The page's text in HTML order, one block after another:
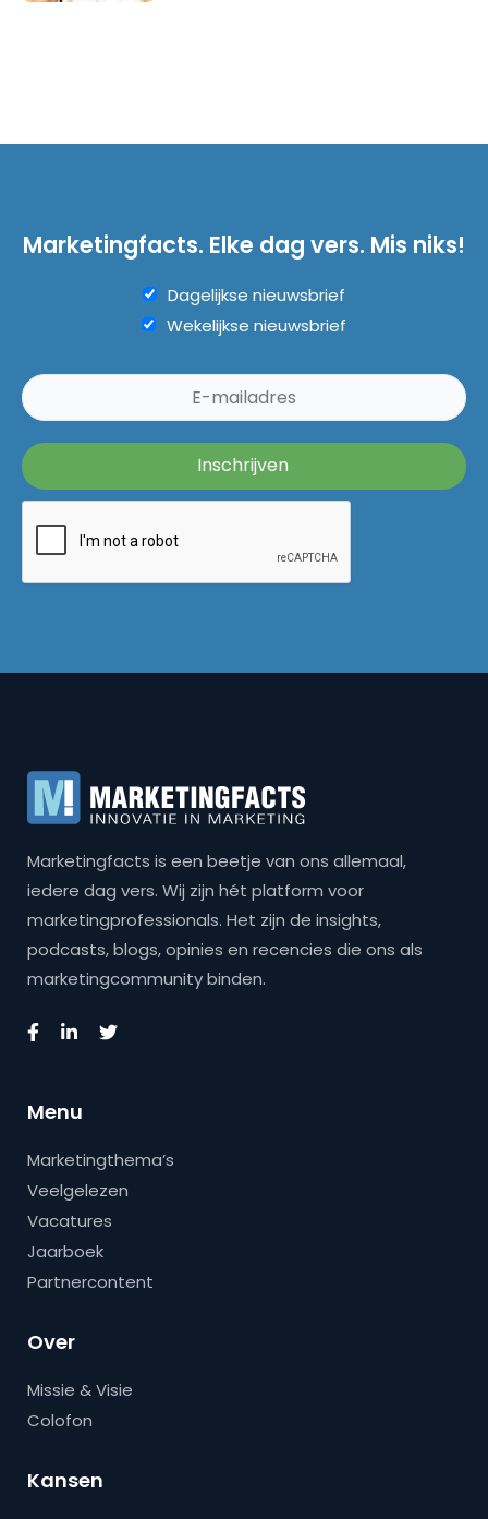
Marketingfacts. Elke dag vers. Mis niks!
Dagelijkse nieuwsbrief
Wekelijkse nieuwsbrief
Marketingfacts is een beetje van ons allemaal,
iedere dag vers. Wij zijn hét platform voor
marketingprofessionals. Het zijn de insights,
podcasts, blogs, opinies en recencies die ons als
marketingcommunity binden.
Menu
Marketingthema’s
Veelgelezen
Vacatures
Jaarboek
Partnercontent
Over
Missie & Visie
Colofon
Kansen